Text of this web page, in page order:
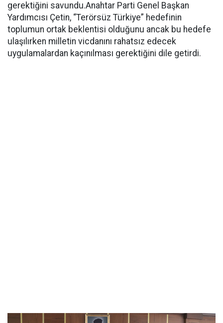
gerektiğini savundu.Anahtar Parti Genel Başkan
Yardımcısı Çetin, “Terörsüz Türkiye” hedefinin
toplumun ortak beklentisi olduğunu ancak bu hedefe
ulaşılırken milletin vicdanını rahatsız edecek
uygulamalardan kaçınılması gerektiğini dile getirdi.